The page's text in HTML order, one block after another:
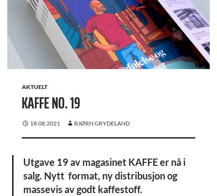
AKTUELT
KAFFE NO. 19
18.08.2021 BJØRN GRYDELAND
Utgave 19 av magasinet KAFFE er nå i
salg. Nytt format, ny distribusjon og
massevis av godt kaffestoff.